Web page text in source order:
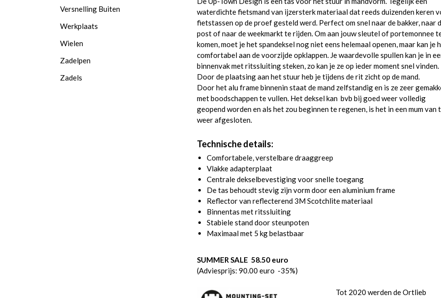
waterdichte fietsmand van ijzersterk materiaal dat reeds duizenden keren
fietstassen op de proef gesteld werd. Perfect om snel naar de bakker, naar
post of naar de weekmarkt te rijden. Om aan jouw sleutel of portemonnee
komen, moet je het spandeksel nog niet eens helemaal openen, maar kan je
comfortabel aan de voorzijde opklappen. Je waardevolle spullen kan je in
binnenvak met ritssluiting steken, zo kan je ze op ieder moment snel vinden.
Door de plaatsing aan het stuur heb je tijdens de rit zicht op de mand.
Door het alu frame binnenin staat de mand zelfstandig en is ze zeer
met boodschappen te vullen. Het deksel kan bvb bij goed weer volledig
geopend worden en als het zou beginnen te regenen, is het in een mum van
weer afgesloten.
Technische details:
Comfortabele, verstelbare draaggreep
Vlakke adapterplaat
Centrale dekselbevestiging voor snelle toegang
De tas behoudt stevig zijn vorm door een aluminium frame
Reflector van reflecterend 3M Scotchlite materiaal
Binnentas met ritssluiting
Stabiele stand door steunpoten
Maximaal met 5 kg belastbaar
SUMMER SALE 58.50 euro
(Adviesprijs: 90.00 euro -35%)
Tot 2020 werden de Ortlieb
Versnelling Buiten
Werkplaats
Wielen
Zadelpen
Zadels